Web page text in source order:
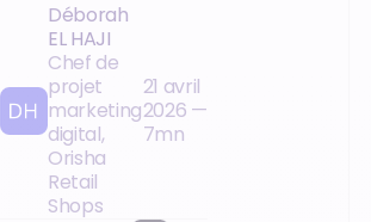
Déborah
EL HAJI
Chef de
projet
marketing
digital,
Orisha
Retail
Shops
21 avril
2026 —
7mn